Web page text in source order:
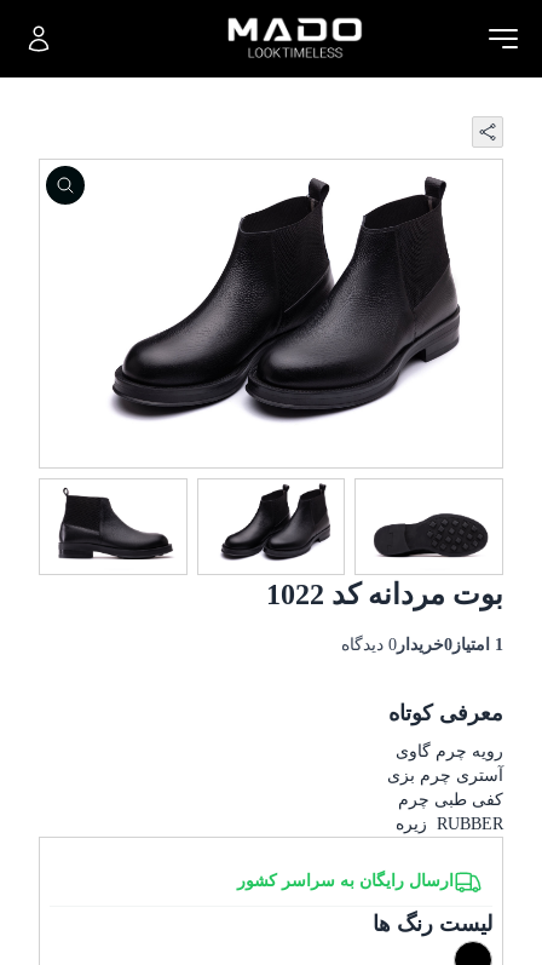
بوت مردانه کد 1022
1 امتیاز 0خریدار 0 دیدگاه
معرفی کوتاه
رویه چرم گاوی
آستری چرم بزی
کفی طبی چرم
RUBBER زیره
ارسال رایگان به سراسر کشور
لیست رنگ ها